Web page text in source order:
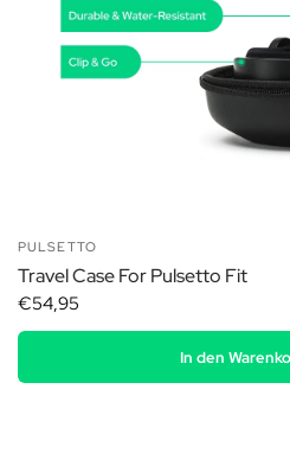
PULSETTO
Travel Case For Pulsetto Fit
€54,95
In den